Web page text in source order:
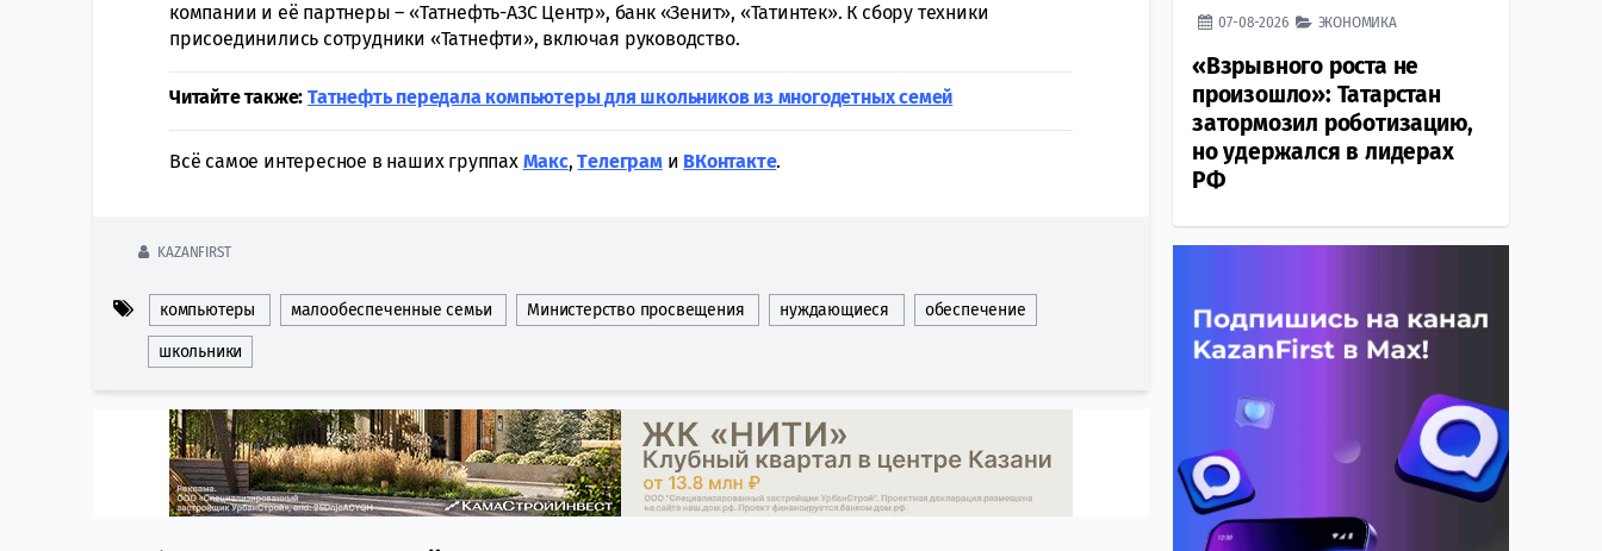
компании и её партнеры – «Татнефть-АЗС Центр», банк «Зенит», «Татинтек». К сбору техники
присоединились сотрудники «Татнефти», включая руководство.
Читайте также:Татнефть передала компьютеры для школьников из многодетных семей
Всё самое интересное в наших группах Макс,Tелеграми ВКонтакте.
KAZANFIRST
компьютеры малообеспеченные семьи Министерство просвещения нуждающиеся обеспечение
школьники
07-08-2026 ЭКОНОМИКА
«Взрывного роста не
произошло»: Татарстан
затормозил роботизацию,
но удержался в лидерах
РФ